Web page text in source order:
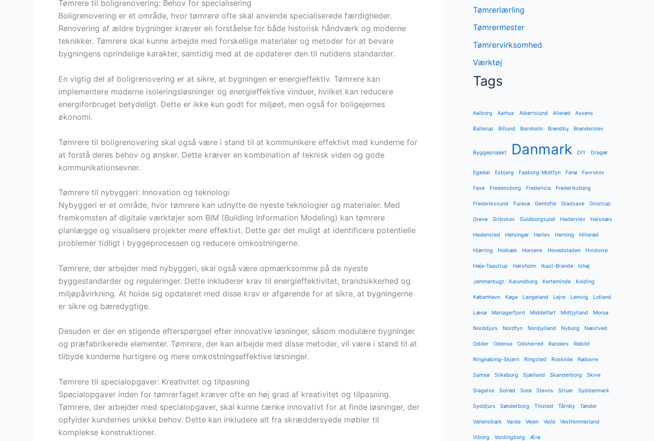
Tømrere til boligrenovering: Behov for specialisering
Boligrenovering er et område, hvor tømrere ofte skal anvende specialiserede færdigheder.
Renovering af ældre bygninger kræver en forståelse for både historisk håndværk og moderne
teknikker. Tømrere skal kunne arbejde med forskellige materialer og metoder for at bevare
bygningens oprindelige karakter, samtidig med at de opdaterer den til nutidens standarder.
En vigtig del af boligrenovering er at sikre, at bygningen er energieffektiv. Tømrere kan
implementere moderne isoleringsløsninger og energieffektive vinduer, hvilket kan reducere
energiforbruget betydeligt. Dette er ikke kun godt for miljøet, men også for boligejernes
økonomi.
Tømrere til boligrenovering skal også være i stand til at kommunikere effektivt med kunderne for
at forstå deres behov og ønsker. Dette kræver en kombination af teknisk viden og gode
kommunikationsevner.
Tømrere til nybyggeri: Innovation og teknologi
Nybyggeri er et område, hvor tømrere kan udnytte de nyeste teknologier og materialer. Med
fremkomsten af digitale værktøjer som BIM (Building Information Modeling) kan tømrere
planlægge og visualisere projekter mere effektivt. Dette gør det muligt at identificere potentielle
problemer tidligt i byggeprocessen og reducere omkostningerne.
Tømrere, der arbejder med nybyggeri, skal også være opmærksomme på de nyeste
byggestandarder og reguleringer. Dette inkluderer krav til energieffektivitet, brandsikkerhed og
miljøpåvirkning. At holde sig opdateret med disse krav er afgørende for at sikre, at bygningerne
er sikre og bæredygtige.
Desuden er der en stigende efterspørgsel efter innovative løsninger, såsom modulære bygninger
og præfabrikerede elementer. Tømrere, der kan arbejde med disse metoder, vil være i stand til at
tilbyde kunderne hurtigere og mere omkostningseffektive løsninger.
Tømrere til specialopgaver: Kreativitet og tilpasning
Specialopgaver inden for tømrerfaget kræver ofte en høj grad af kreativitet og tilpasning.
Tømrere, der arbejder med specialopgaver, skal kunne tænke innovativt for at finde løsninger, der
opfylder kundernes unikke behov. Dette kan inkludere alt fra skræddersyede møbler til
komplekse konstruktioner.
Tømrerlærling
Tømrermester
Tømrervirksomhed
Værktøj
Tags
Aalborg Aarhus Albertslund Allerød Assens
Ballerup Billund Bornholm Brøndby Brønderslev
Byggeprojekt Danmark DIY Dragør
Egedal Esbjerg Faaborg-Midtfyn Fanø Favrskov
Faxe Fredensborg Fredericia Frederiksberg
Frederikssund Furesø Gentofte Gladsaxe Glostrup
Greve Gribskov Guldborgsund Haderslev Halsnæs
Hedensted Helsingør Herlev Herning Hillerød
Hjørring Holbæk Horsens Hovedstaden Hvidovre
Høje-Taastrup Hørsholm Ikast-Brande Ishøj
Jammerbugt Kalundborg Kerteminde Kolding
København Køge Langeland Lejre Lemvig Lolland
Læsø Mariagerfjord Middelfart Midtjylland Morsø
Norddjurs Nordfyn Nordjylland Nyborg Næstved
Odder Odense Odsherred Randers Rebild
Ringkøbing-Skjern Ringsted Roskilde Rødovre
Samsø Silkeborg Sjælland Skanderborg Skive
Slagelse Solrød Sorø Stevns Struer Syddanmark
Syddjurs Sønderborg Thisted Tårnby Tønder
Vallensbæk Varde Vejen Vejle Vesthimmerland
Viborg Vordingborg Ærø